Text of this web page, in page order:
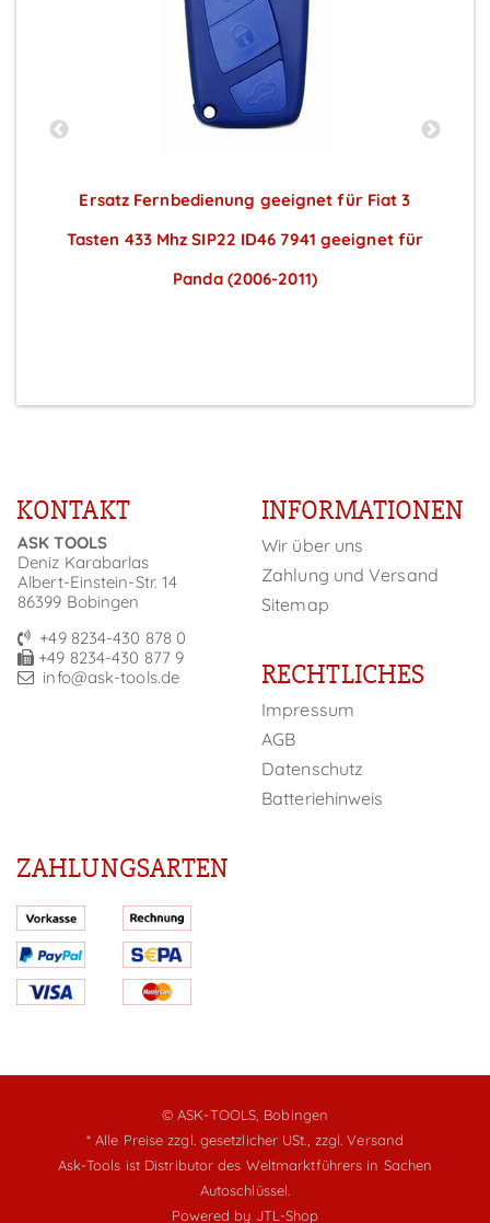
Ersatz Fernbedienung geeignet für Fiat 3
Tasten 433 Mhz SIP22 ID46 7941 geeignet für
Panda (2006-2011)
KONTAKT
ASK TOOLS
Deniz Karabarlas
Albert-Einstein-Str. 14
86399 Bobingen
+49 8234-430 878 0
+49 8234-430 877 9
info@ask-tools.de
INFORMATIONEN
Wir über uns
Zahlung und Versand
Sitemap
RECHTLICHES
Impressum
AGB
Datenschutz
Batteriehinweis
ZAHLUNGSARTEN
© ASK-TOOLS, Bobingen
* Alle Preise zzgl. gesetzlicher USt., zzgl. Versand
Ask-Tools ist Distributor des Weltmarktführers in Sachen
Autoschlüssel.
Powered by JTL-Shop